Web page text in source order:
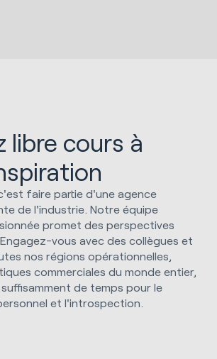
libre cours à
faire partie d'une agence
de l'industrie. Notre équipe
promet des perspectives
vous avec des collègues et
nos régions opérationnelles,
commerciales du monde entier,
de temps pour le
et l'introspection.